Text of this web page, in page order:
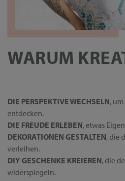
WARUM
DIE PERSPEKTIVE WECHSELN,
entdecken.
DIE FREUDE ERLEBEN, etwas
DEKORATIONEN GESTALTEN, die
verleihen.
DIY GESCHENKE KREIEREN, die
widerspiegeln.